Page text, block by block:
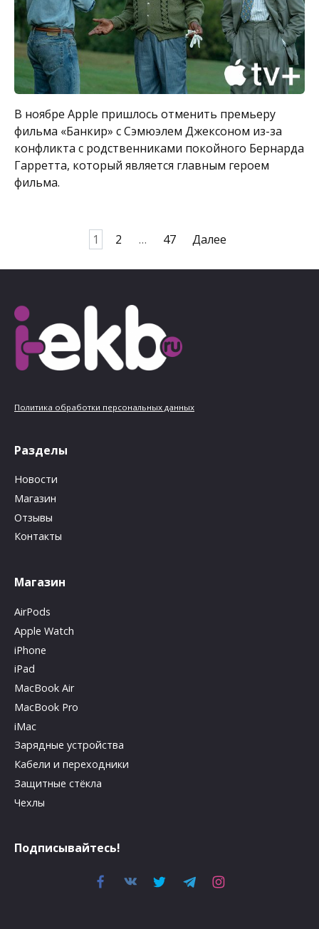
В ноябре Apple пришлось отменить премьеру
фильма «Банкир» с Сэмюэлем Джексоном из-за
конфликта с родственниками покойного Бернарда
Гарретта, который является главным героем
фильма.
1 2 … 47 Далее
Политика обработки персональных данных
Разделы
Новости
Магазин
Отзывы
Контакты
Магазин
AirPods
Apple Watch
iPhone
iPad
MacBook Air
MacBook Pro
iMac
Зарядные устройства
Кабели и переходники
Защитные стёкла
Чехлы
Подписывайтесь!